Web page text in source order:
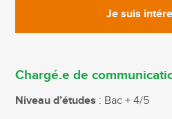
Je suis
Chargé.e de
Niveau d’études : Bac + 4/5